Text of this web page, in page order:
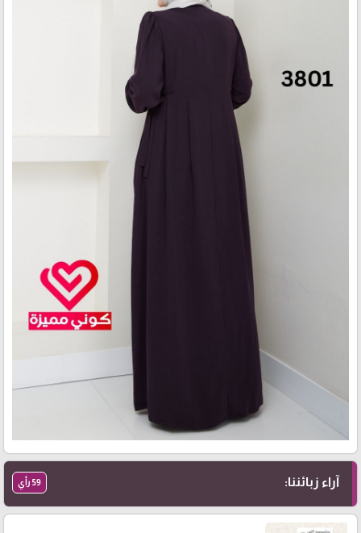
آراء زبائننا: 59 رأي